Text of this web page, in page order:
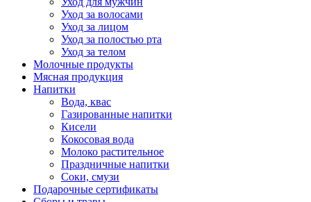
Уход за волосами
Уход за лицом
Уход за полостью рта
Уход за телом
Молочные продукты
Мясная продукция
Напитки
Вода, квас
Газированные напитки
Кисели
Кокосовая вода
Молоко растительное
Праздничные напитки
Соки, смузи
Подарочные сертификаты